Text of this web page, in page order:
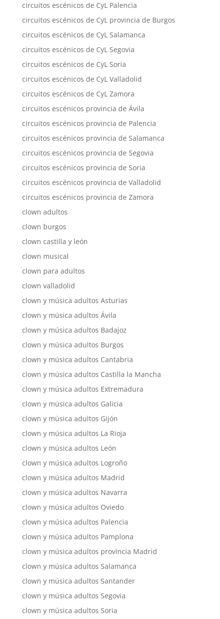
circuitos escénicos de CyL Palencia
circuitos escénicos de CyL provincia de Burgos
circuitos escénicos de CyL Salamanca
circuitos escénicos de CyL Segovia
circuitos escénicos de CyL Soria
circuitos escénicos de CyL Valladolid
circuitos escénicos de CyL Zamora
circuitos escénicos provincia de Ávila
circuitos escénicos provincia de Palencia
circuitos escénicos provincia de Salamanca
circuitos escénicos provincia de Segovia
circuitos escénicos provincia de Soria
circuitos escénicos provincia de Valladolid
circuitos escénicos provincia de Zamora
clown adultos
clown burgos
clown castilla y león
clown musical
clown para adultos
clown valladolid
clown y música adultos Asturias
clown y música adultos Ávila
clown y música adultos Badajoz
clown y música adultos Burgos
clown y música adultos Cantabria
clown y música adultos Castilla la Mancha
clown y música adultos Extremadura
clown y música adultos Galicia
clown y música adultos Gijón
clown y música adultos La Rioja
clown y música adultos León
clown y música adultos Logroño
clown y música adultos Madrid
clown y música adultos Navarra
clown y música adultos Oviedo
clown y música adultos Palencia
clown y música adultos Pamplona
clown y música adultos provincia Madrid
clown y música adultos Salamanca
clown y música adultos Santander
clown y música adultos Segovia
clown y música adultos Soria